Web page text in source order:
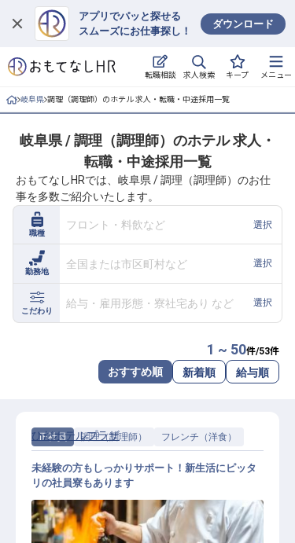
アプリでパッと探せる
スムーズにお仕事探し！
ダウンロード
転職相談 求人検索 キープ メニュー
ログイン
求人・施設を探す
就職・転職 合同説明会
おもてなしHRについて
ご利用の流れ
よくある質問
ホテル・宿泊業界情報コラム
転職サポートに申し込む
岐阜県 調理（調理師）のホテル 求人・転職・中途採用一覧
岐阜県 / 調理（調理師）のホテル 求人・
転職・中途採用一覧
おもてなしHRでは、岐阜県 / 調理（調理師）のお仕
事を多数ご紹介いたします。
職種
フロント・料飲など 選択
勤務地
全国または市区町村など 選択
こだわり
給与・雇用形態・寮社宅あり など 選択
1 ~ 50件/53件
おすすめ順 新着順 給与順
正社員 調理（調理師） フレンチ（洋食）
ひだホテルプラザ
未経験の方もしっかりサポート！新生活にピッタ
リの社員寮もあります